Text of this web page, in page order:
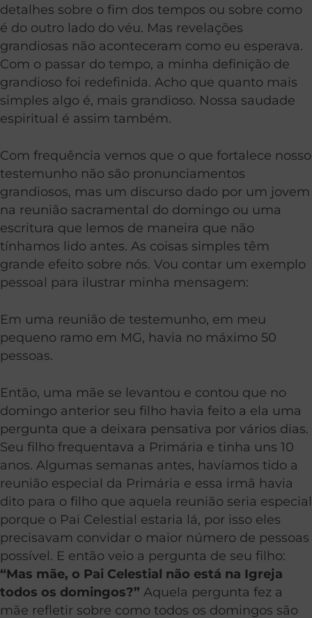
detalhes sobre o fim dos tempos ou sobre como
é do outro lado do véu. Mas revelações
grandiosas não aconteceram como eu esperava.
Com o passar do tempo, a minha definição de
grandioso foi redefinida. Acho que quanto mais
simples algo é, mais grandioso. Nossa saudade
espiritual é assim também.
Com frequência vemos que o que fortalece nosso
testemunho não são pronunciamentos
grandiosos, mas um discurso dado por um jovem
na reunião sacramental do domingo ou uma
escritura que lemos de maneira que não
tínhamos lido antes. As coisas simples têm
grande efeito sobre nós. Vou contar um exemplo
pessoal para ilustrar minha mensagem:
Em uma reunião de testemunho, em meu
pequeno ramo em MG, havia no máximo 50
pessoas.
Então, uma mãe se levantou e contou que no
domingo anterior seu filho havia feito a ela uma
pergunta que a deixara pensativa por vários dias.
Seu filho frequentava a Primária e tinha uns 10
anos. Algumas semanas antes, havíamos tido a
reunião especial da Primária e essa irmã havia
dito para o filho que aquela reunião seria especial
porque o Pai Celestial estaria lá, por isso eles
precisavam convidar o maior número de pessoas
possível. E então veio a pergunta de seu filho:
“Mas mãe, o Pai Celestial não está na Igreja
todos os domingos?” Aquela pergunta fez a
mãe refletir sobre como todos os domingos são